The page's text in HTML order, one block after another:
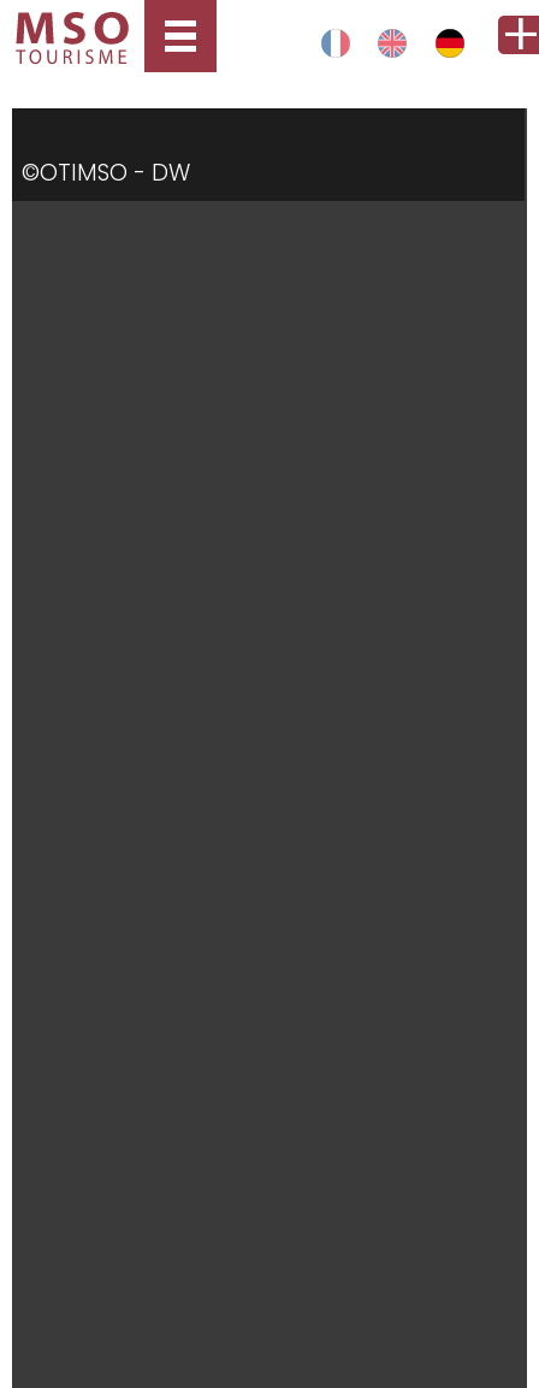
©OTIMSO - DW